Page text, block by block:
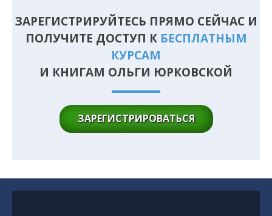
ЗАРЕГИСТРИРУЙТЕСЬ ПРЯМО СЕЙЧАС И
ПОЛУЧИТЕ ДОСТУП К БЕСПЛАТНЫМ
КУРСАМ
И КНИГАМ ОЛЬГИ ЮРКОВСКОЙ
ЗАРЕГИСТРИРОВАТЬСЯ